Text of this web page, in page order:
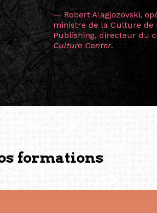
L’une des rencontres
consœur Hicterienne
la vision ont transformé
Singapour à Berlin
les amitiés forgées
solidité et
vers de nouvelles
— Vanini Belarmino
(Photography: Geric Cruz)